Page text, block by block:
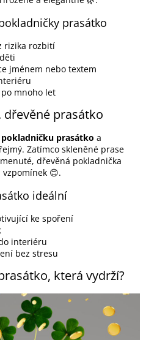
prasátko
rizika rozbití
jménem nebo textem
mnoho let
dřevěné prasátko
prasátko a
Zatímco skleněné prase
dřevěná pokladnička
😊.
ideální
ke spoření
interiéru
bez stresu
která vydrží?